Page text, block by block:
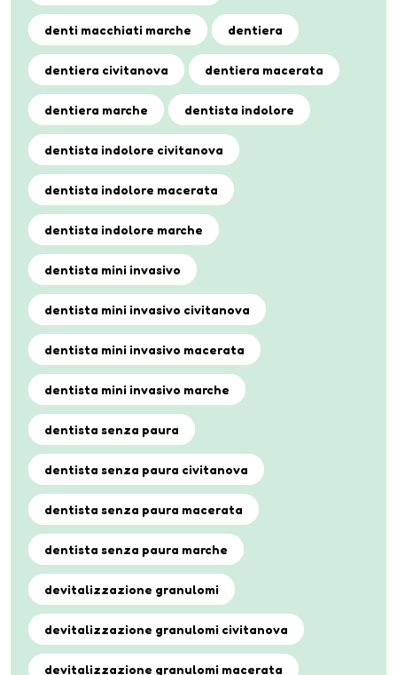
denti macchiati marche dentiera
dentiera civitanova dentiera macerata
dentiera marche dentista indolore
dentista indolore civitanova
dentista indolore macerata
dentista indolore marche
dentista mini invasivo
dentista mini invasivo civitanova
dentista mini invasivo macerata
dentista mini invasivo marche
dentista senza paura
dentista senza paura civitanova
dentista senza paura macerata
dentista senza paura marche
devitalizzazione granulomi
devitalizzazione granulomi civitanova
devitalizzazione granulomi macerata